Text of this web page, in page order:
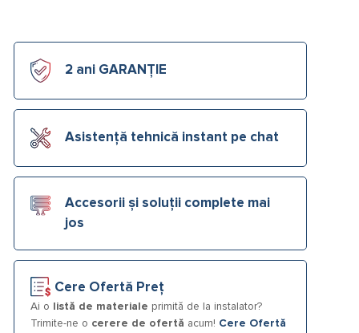
2 ani GARANȚIE
Asistență tehnică instant pe chat
Accesorii și soluții complete mai
jos
Cere Ofertă Preț
Ai o listă de materiale primită de la instalator?
Trimite-ne o cerere de ofertă acum! Cere Ofertă